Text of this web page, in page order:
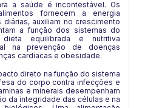
a saúde é incontestável. Os
fornecem a energia
auxiliam no crescimento
a função dos sistemas do
equilibrada e nutritiva
na prevenção de doenças
cardíacas e obesidade.
direto na função do sistema
do corpo contra infecções e
e minerais desempenham
da integridade das células e na